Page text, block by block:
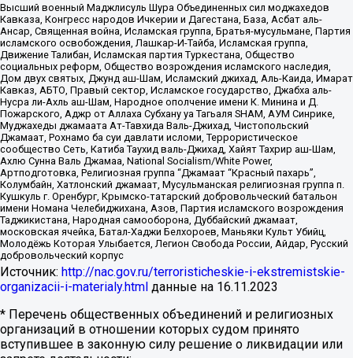
Высший военный Маджлисуль Шура Объединенных сил моджахедов
Кавказа, Конгресс народов Ичкерии и Дагестана, База, Асбат аль-
Ансар, Священная война, Исламская группа, Братья-мусульмане, Партия
исламского освобождения, Лашкар-И-Тайба, Исламская группа,
Движение Талибан, Исламская партия Туркестана, Общество
социальных реформ, Общество возрождения исламского наследия,
Дом двух святых, Джунд аш-Шам, Исламский джихад, Аль-Каида, Имарат
Кавказ, АБТО, Правый сектор, Исламское государство, Джабха аль-
Нусра ли-Ахль аш-Шам, Народное ополчение имени К. Минина и Д.
Пожарского, Аджр от Аллаха Субхану уа Тагьаля SHAM, АУМ Синрике,
Муджахеды джамаата Ат-Тавхида Валь-Джихад, Чистопольский
Джамаат, Рохнамо ба суи давлати исломи, Террористическое
сообщество Сеть, Катиба Таухид валь-Джихад, Хайят Тахрир аш-Шам,
Ахлю Сунна Валь Джамаа, National Socialism/White Power,
Артподготовка, Религиозная группа “Джамаат “Красный пахарь”,
Колумбайн, Хатлонский джамаат, Мусульманская религиозная группа п.
Кушкуль г. Оренбург, Крымско-татарский добровольческий батальон
имени Номана Челебиджихана, Азов, Партия исламского возрождения
Таджикистана, Народная самооборона, Дуббайский джамаат,
московская ячейка, Батал-Хаджи Белхороев, Маньяки Культ Убийц,
Молодёжь Которая Улыбается, Легион Свобода России, Айдар, Русский
добровольческий корпус
Источник: http://nac.gov.ru/terroristicheskie-i-ekstremistskie-
organizacii-i-materialy.html данные на 16.11.2023
* Перечень общественных объединений и религиозных
организаций в отношении которых судом принято
вступившее в законную силу решение о ликвидации или